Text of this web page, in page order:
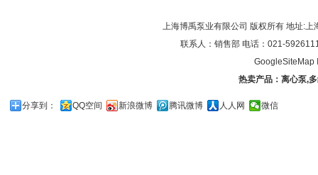
上海博禹泵业有限公司 版权所有 地址:
联系人：销售部 电话：021-
GoogleSiteMap
热卖产品： 离心泵,
分享到： QQ空间 新浪微博 腾讯微博 人人网 微信